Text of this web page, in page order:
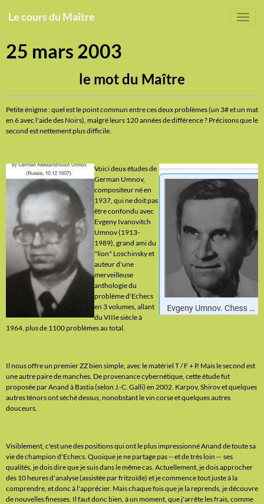
Le cours du Maître
25 mars 2003
le mot du Maître
Petite énigme : quel est le point commun entre ces deux problèmes (un 3# et un mat
en 6 avec l'aide des Noirs), malgré leurs 120 années de différence ? Précisons que le
second est nettement plus difficile.
Voici deux études de
German Umnov,
compositeur né en
1937, qui ne doit pas
être confondu avec
Evgeny Ivanovitch
Umnov (1913-
1989), grand ami du
"lion" Loschinsky et
auteur d'une
merveilleuse
anthologie du
problème d'Echecs
en 3 volumes, allant
du VIIIe siècle à
1964, plus de 1100 problèmes au total.
Il nous offre un premier ZZ bien simple, avec le matériel T / F + P. Mais le second est
une autre paire de manches. De provenance cybernétique, cette étude fut
proposée par Anand à Bastia (selon J.-C. Galli) en 2002. Karpov, Shirov et quelques
autres ténors ont séché dessus, nonobstant le vin corse et quelques autres
douceurs.
Visiblement, c'est une des positions qui ont le plus impressionné Anand de toute sa
vie de champion d'Echecs. Quoique je ne partage pas -- et de très loin -- ses
qualités, je dois dire que je suis dans le même cas. Actuellement, je dois approcher
des 10 heures d'analyse (assistée par fritzoïde) et je commence tout juste à la
comprendre, et donc à l'apprécier. Mais chaque fois que je la reprends, je découvre
de nouvelles finesses. Il faut donc bien, à un moment, que j'arrête les frais, comme